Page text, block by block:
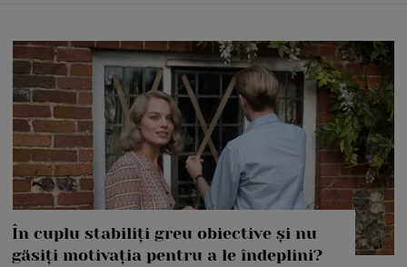
În cuplu stabiliți greu obiective și nu
găsiți motivația pentru a le îndeplini?